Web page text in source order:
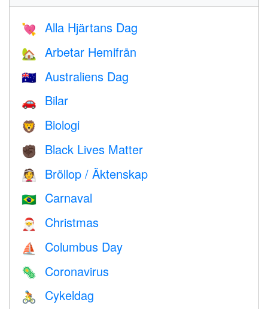
💘 Alla Hjärtans Dag
🏡 Arbetar Hemifrån
🇦🇺 Australiens Dag
🚗 Bilar
🦁 Biologi
✊🏿 Black Lives Matter
👰 Bröllop / Äktenskap
🇧🇷 Carnaval
🎅 Christmas
⛵️ Columbus Day
🦠 Coronavirus
🚴 Cykeldag